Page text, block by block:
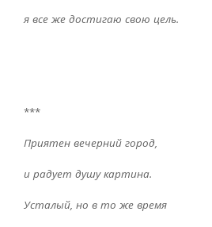
я все же достигаю свою цель.
***
Приятен вечерний город,
и радует душу картина.
Усталый, но в то же время